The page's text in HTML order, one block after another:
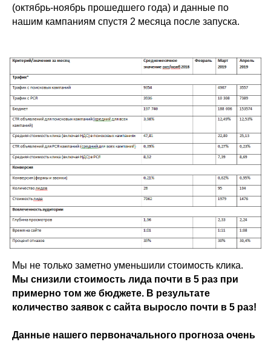
(октябрь-ноябрь прошедшего года) и данные по
нашим кампаниям спустя 2 месяца после запуска.
Мы не только заметно уменьшили стоимость клика.
Мы снизили стоимость лида почти в 5 раз при
примерно том же бюджете. В результате
количество заявок с сайта выросло почти в 5 раз!
Данные нашего первоначального прогноза очень